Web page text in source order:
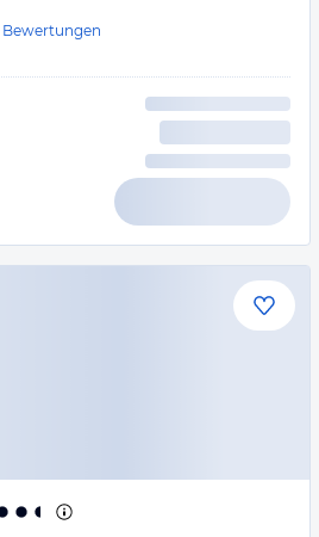
Bewertungen